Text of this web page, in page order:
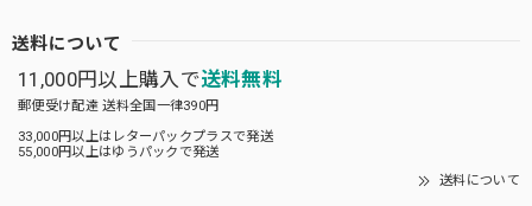
送料について
11,000円以上購入で送料無料
郵便受け配達 送料全国一律390円
33,000円以上はレターパックプラスで発送
55,000円以上はゆうパックで発送
送料について